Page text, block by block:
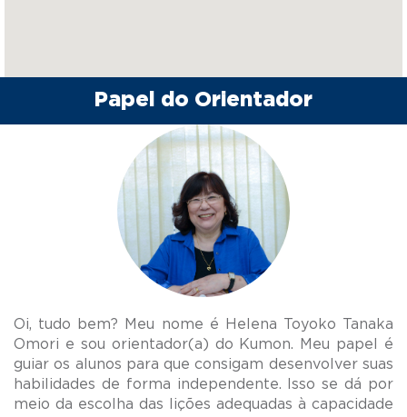
Papel do Orientador
Oi, tudo bem? Meu nome é Helena Toyoko Tanaka
Omori e sou orientador(a) do Kumon. Meu papel é
guiar os alunos para que consigam desenvolver suas
habilidades de forma independente. Isso se dá por
meio da escolha das lições adequadas à capacidade